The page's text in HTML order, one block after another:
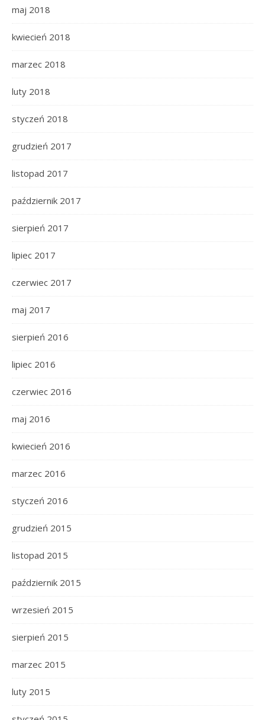
maj 2018
kwiecień 2018
marzec 2018
luty 2018
styczeń 2018
grudzień 2017
listopad 2017
październik 2017
sierpień 2017
lipiec 2017
czerwiec 2017
maj 2017
sierpień 2016
lipiec 2016
czerwiec 2016
maj 2016
kwiecień 2016
marzec 2016
styczeń 2016
grudzień 2015
listopad 2015
październik 2015
wrzesień 2015
sierpień 2015
marzec 2015
luty 2015